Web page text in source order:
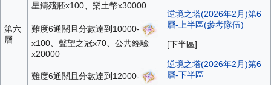
第六
層
星鑄殘胚x100、樂土幣x30000
難度6通關且分數達到10000-
x100、聲望之冠x70、公共經驗
x20000
難度6通關且分數達到12000-
逆境之塔(2026年2月)第6
層-上半區(參考隊伍)
[下半區]
逆境之塔(2026年2月)第6
層-下半區